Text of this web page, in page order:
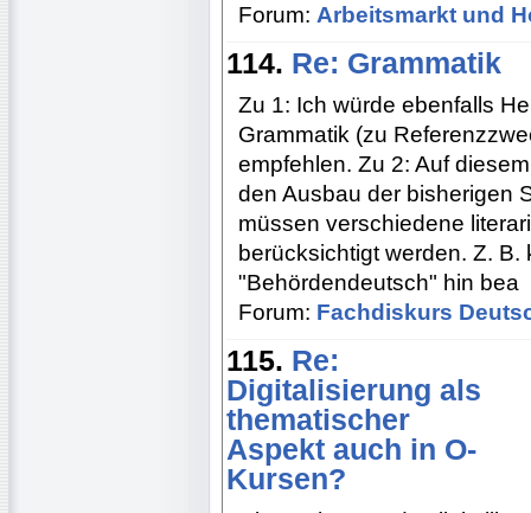
Forum: Arbeitsmarkt und
114. Re: Grammatik
Zu 1: Ich würde ebenfalls
Grammatik (zu
empfehlen. Zu 2: Auf
den Ausbau der bisherigen
müssen verschiedene
berücksichtigt werden. Z.
"Behördendeutsch" hin bea
Forum: Fachdiskurs
115. Re:
Digitalisierung als
thematischer
Aspekt auch in O-
Kursen?